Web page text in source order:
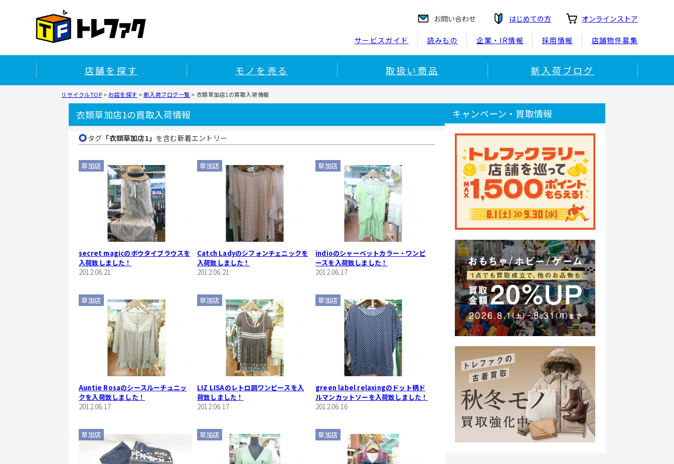
お問い合わせ はじめての方 オンラインストア
サービスガイド 読みもの 企業・IR情報 採用情報 店舗物件募集
店舗を探す モノを売る 取扱い商品 新入荷ブログ
リサイクルTOP > お店を探す >新入荷ブログ一覧 > 衣類草加店1の買取入荷情報
衣類草加店1の買取入荷情報
タグ 「衣類草加店1」 を含む新着エントリー
secret magicのボウタイブラウスを
入荷致しました！
2012.06.21
草加店
Catch Ladyのシフォンチェニックを
入荷致しました！
2012.06.21
草加店
indioのシャーベットカラー・ワンピ
ースを入荷致しました！
2012.06.17
草加店
Auntie Rosaのシースルーチュニッ
クを入荷致しました！
2012.06.17
草加店
LIZ LISAのレトロ調ワンピースを入
荷致しました！
2012.06.17
草加店
green label relaxingのドット柄ド
ルマンカットソーを入荷致しました！
2012.06.16
草加店
草加店 草加店 草加店
キャンペーン・買取情報